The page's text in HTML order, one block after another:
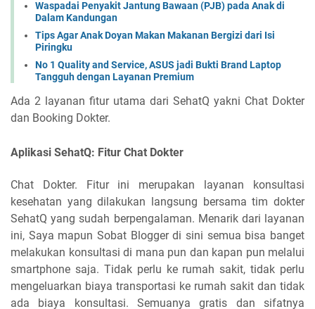
Waspadai Penyakit Jantung Bawaan (PJB) pada Anak di
Dalam Kandungan
Tips Agar Anak Doyan Makan Makanan Bergizi dari Isi
Piringku
No 1 Quality and Service, ASUS jadi Bukti Brand Laptop
Tangguh dengan Layanan Premium
Ada 2 layanan fitur utama dari SehatQ yakni Chat Dokter
dan Booking Dokter.
Aplikasi SehatQ: Fitur Chat Dokter
Chat Dokter. Fitur ini merupakan layanan konsultasi
kesehatan yang dilakukan langsung bersama tim dokter
SehatQ yang sudah berpengalaman. Menarik dari layanan
ini, Saya mapun Sobat Blogger di sini semua bisa banget
melakukan konsultasi di mana pun dan kapan pun melalui
smartphone saja. Tidak perlu ke rumah sakit, tidak perlu
mengeluarkan biaya transportasi ke rumah sakit dan tidak
ada biaya konsultasi. Semuanya gratis dan sifatnya